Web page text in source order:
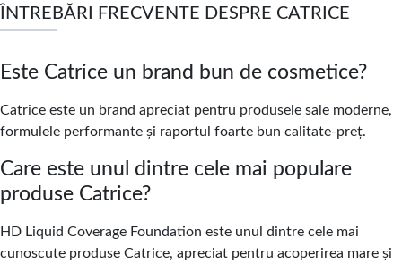
ÎNTREBĂRI FRECVENTE DESPRE CATRICE
Este Catrice un brand bun de cosmetice?
Catrice este un brand apreciat pentru produsele sale moderne,
formulele performante și raportul foarte bun calitate-preț.
Care este unul dintre cele mai populare
produse Catrice?
HD Liquid Coverage Foundation este unul dintre cele mai
cunoscute produse Catrice, apreciat pentru acoperirea mare și